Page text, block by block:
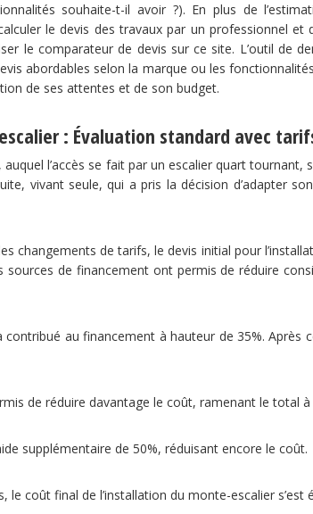
souhaite-t-il avoir ?). En plus de
le devis des travaux par un professionnel et
le comparateur de devis sur ce site. L’outil de
abordables selon la marque ou les
de ses attentes et de son budget.
: Évaluation standard avec
l’accès se fait par un escalier quart tournant,
vivant seule, qui a pris la décision d’adapter
changements de tarifs, le devis initial pour
sources de financement ont permis de réduire
contribué au financement à hauteur de 35%. Après
de réduire davantage le coût, ramenant le total à
supplémentaire de 50%, réduisant encore le coût.
le coût final de l’installation du monte-escalier s’est